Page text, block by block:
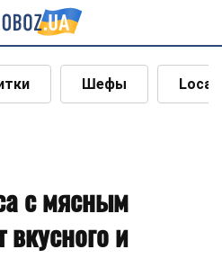
Шефы Local
с мясным
и